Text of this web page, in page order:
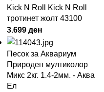
Kick N Roll Kick N Roll
тротинет жолт 43100
3.699 ден
Песок за Аквариум
Природен мултиколор
Микс 2кг. 1.4-2мм. - Аква
Ел